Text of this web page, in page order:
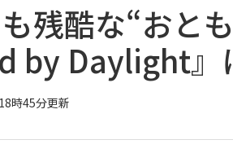
残酷な“おと
by Daylight』
時45分更新